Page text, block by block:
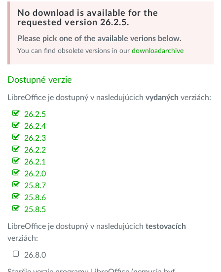
No download is available for the
requested version 26.2.5.
Please pick one of the available verions below.
You can find obsolete versions in our downloadarchive
Dostupné verzie
LibreOffice je dostupný v nasledujúcich vydaných verziách:
26.2.5
26.2.4
26.2.3
26.2.2
26.2.1
26.2.0
25.8.7
25.8.6
25.8.5
LibreOffice je dostupný v nasledujúcich testovacích
verziách:
26.8.0